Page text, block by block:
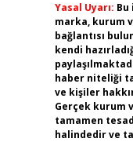
Yasal Uyarı:
marka, kurum
bağlantısı
kendi
haber niteliği
ve kişiler
Gerçek kurum
tamamen
halindedir ve